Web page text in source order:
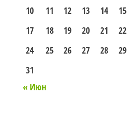
10
11 12 13 14 15
17
18 19 20 21 22
24
25 26 27 28 29
31
« Июн